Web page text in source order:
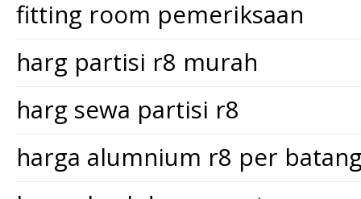
fitting room pemeriksaan
harg partisi r8 murah
harg sewa partisi r8
harga alumnium r8 per